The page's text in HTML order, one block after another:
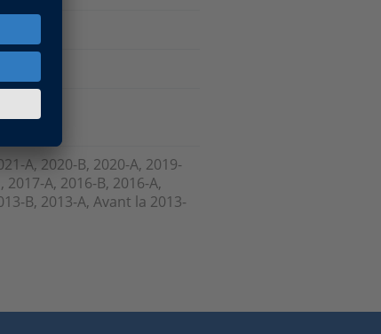
A, 2020-B, 2020-A, 2019-
2017-A, 2016-B, 2016-A,
B, 2013-A, Avant la 2013-